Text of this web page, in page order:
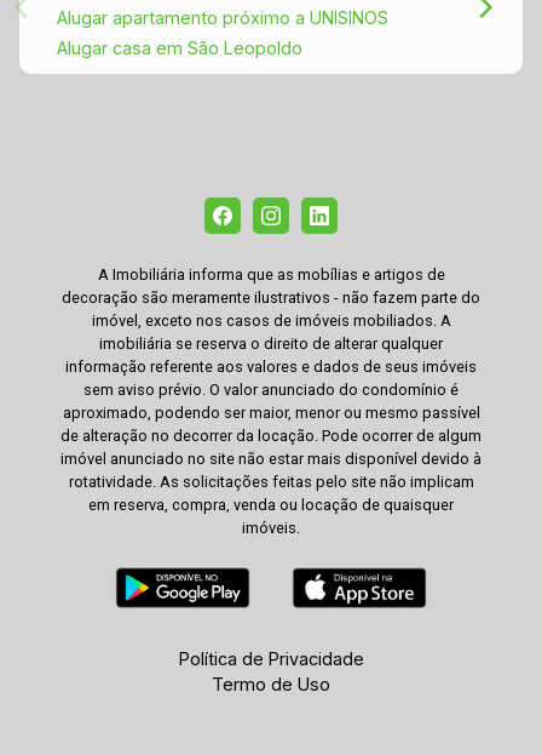
Alugar apartamento próximo a UNISINOS
Alugar casa em São Leopoldo
A Imobiliária informa que as mobílias e artigos de
decoração são meramente ilustrativos - não fazem parte do
imóvel, exceto nos casos de imóveis mobiliados. A
imobiliária se reserva o direito de alterar qualquer
informação referente aos valores e dados de seus imóveis
sem aviso prévio. O valor anunciado do condomínio é
aproximado, podendo ser maior, menor ou mesmo passível
de alteração no decorrer da locação. Pode ocorrer de algum
imóvel anunciado no site não estar mais disponível devido à
rotatividade. As solicitações feitas pelo site não implicam
em reserva, compra, venda ou locação de quaisquer
imóveis.
Política de Privacidade
Termo de Uso